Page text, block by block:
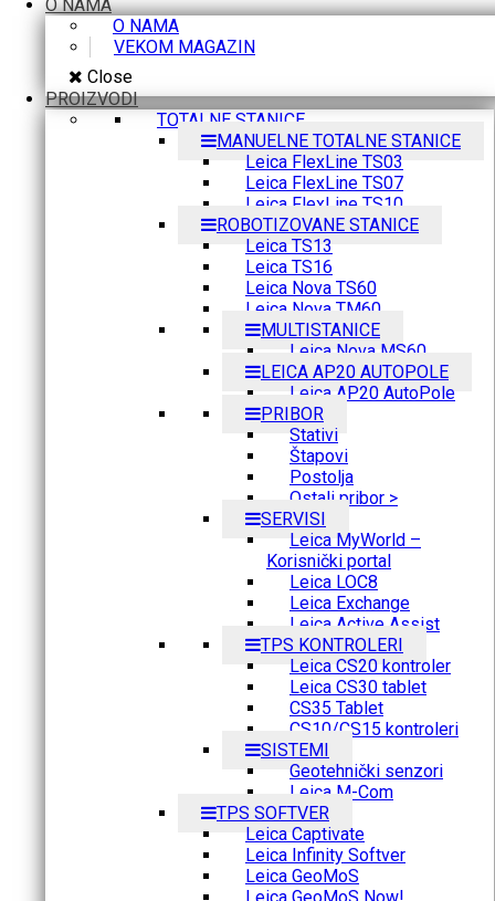
O NAMA
O NAMA
VEKOM MAGAZIN
Close
PROIZVODI
TOTALNE STANICE
MANUELNE TOTALNE STANICE
Leica FlexLine TS03
Leica FlexLine TS07
Leica FlexLine TS10
ROBOTIZOVANE STANICE
Leica TS13
Leica TS16
Leica Nova TS60
Leica Nova TM60
MULTISTANICE
Leica Nova MS60
LEICA AP20 AUTOPOLE
Leica AP20 AutoPole
PRIBOR
Stativi
Štapovi
Postolja
Ostali pribor >
SERVISI
Leica MyWorld –
Korisnički portal
Leica LOC8
Leica Exchange
Leica Active Assist
TPS KONTROLERI
Leica CS20 kontroler
Leica CS30 tablet
CS35 Tablet
CS10/CS15 kontroleri
SISTEMI
Geotehnički senzori
Leica M-Com
TPS SOFTVER
Leica Captivate
Leica Infinity Softver
Leica GeoMoS